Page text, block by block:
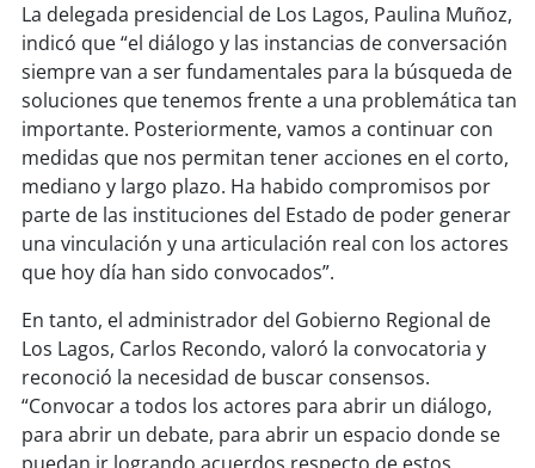
soychillán
soysancarlos
soytalcahuano
soyconcepción
soycoronel
soyarauco
soytemuco
soyvaldivia
La delegada presidencial de Los Lagos, Paulina Muñoz,
indicó que “el diálogo y las instancias de conversación
siempre van a ser fundamentales para la búsqueda de
soluciones que tenemos frente a una problemática tan
importante. Posteriormente, vamos a continuar con
medidas que nos permitan tener acciones en el corto,
mediano y largo plazo. Ha habido compromisos por
parte de las instituciones del Estado de poder generar
una vinculación y una articulación real con los actores
que hoy día han sido convocados”.
En tanto, el administrador del Gobierno Regional de
Los Lagos, Carlos Recondo, valoró la convocatoria y
reconoció la necesidad de buscar consensos.
“Convocar a todos los actores para abrir un diálogo,
para abrir un debate, para abrir un espacio donde se